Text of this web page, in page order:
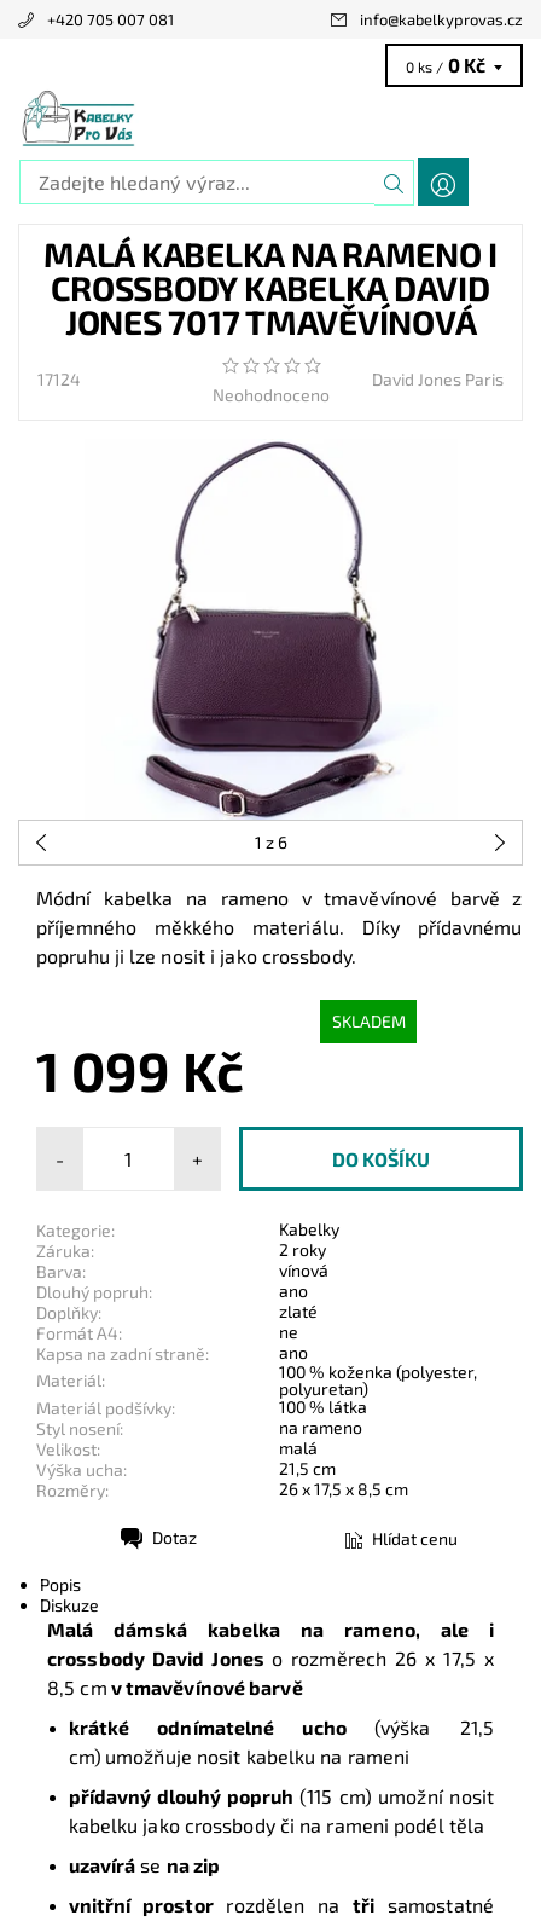
+420 705 007 081 info@kabelkyprovas.cz
0 ks / 0 Kč
MALÁ KABELKA NA RAMENO I
CROSSBODY KABELKA DAVID
JONES 7017 TMAVĚVÍNOVÁ
17124
Neohodnoceno
David Jones Paris
1 z 6
Módní kabelka na rameno v tmavěvínové barvě z
příjemného měkkého materiálu. Díky přídavnému
popruhu ji lze nosit i jako crossbody.
SKLADEM
1 099 Kč
- +
Kategorie:
Kabelky
Záruka:
2 roky
Barva:
vínová
Dlouhý popruh:
ano
Doplňky:
zlaté
Formát A4:
ne
Kapsa na zadní straně:
ano
Materiál:
100 % koženka (polyester,
polyuretan)
Materiál podšívky:
100 % látka
Styl nosení:
na rameno
Velikost:
malá
Výška ucha:
21,5 cm
Rozměry:
26 x 17,5 x 8,5 cm
Dotaz Hlídat cenu
Popis
Diskuze
Malá dámská kabelka na rameno, ale i
crossbody David Joneso rozměrech 26 x 17,5 x
8,5 cm v tmavěvínové barvě
krátké odnímatelné ucho (výška 21,5
cm) umožňuje nosit kabelku na rameni
přídavný dlouhý popruh (115 cm) umožní nosit
kabelku jako crossbody či na rameni podél těla
uzavírá se na zip
vnitřní prostorrozdělen na tři samostatné